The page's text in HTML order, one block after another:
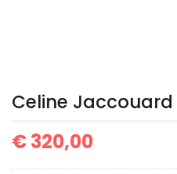
Celine
€320,00